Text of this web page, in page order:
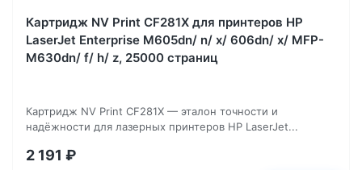
Картридж NV Print CF281X для принтеров HP
LaserJet Enterprise M605dn/ n/ x/ 606dn/ x/ MFP-
M630dn/ f/ h/ z, 25000 страниц
Картридж NV Print CF281X — эталон точности и
надёжности для лазерных принтеров HP LaserJet...
2 191 ₽